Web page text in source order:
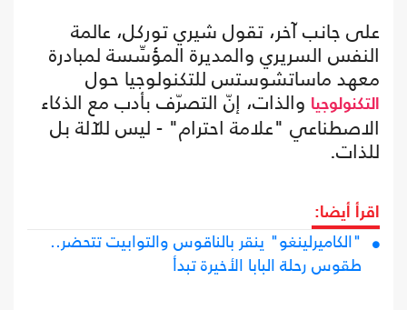
على جانب آخر، تقول شيري توركل، عالمة
النفس السريري والمديرة المؤسِّسة لمبادرة
معهد ماساتشوستس للتكنولوجيا حول
التكنولوجيا والذات، إنّ التصرّف بأدب مع الذكاء
الاصطناعي "علامة احترام" - ليس للآلة بل
للذات.
اقرأ أيضا:
"الكاميرلينغو" ينقر بالناقوس والتوابيت تتحضر..
طقوس رحلة البابا الأخيرة تبدأ